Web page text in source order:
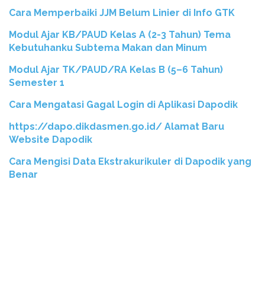
Cara Memperbaiki JJM Belum Linier di Info GTK
Modul Ajar KB/PAUD Kelas A (2-3 Tahun) Tema
Kebutuhanku Subtema Makan dan Minum
Modul Ajar TK/PAUD/RA Kelas B (5–6 Tahun)
Semester 1
Cara Mengatasi Gagal Login di Aplikasi Dapodik
https://dapo.dikdasmen.go.id/ Alamat Baru
Website Dapodik
Cara Mengisi Data Ekstrakurikuler di Dapodik yang
Benar